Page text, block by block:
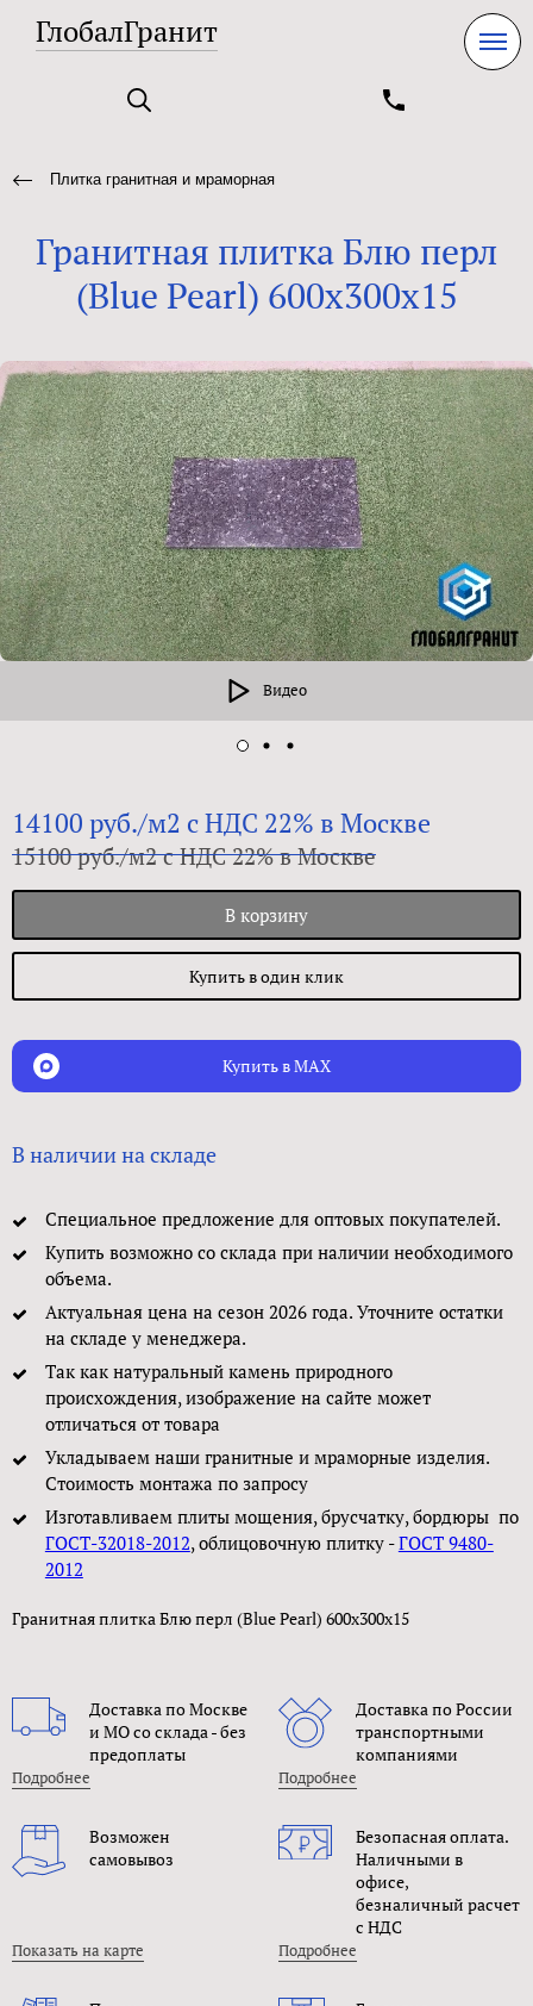
ГлобалГранит
Плитка гранитная и мраморная
Гранитная плитка Блю перл
(Blue Pearl) 600x300x15
Видео
14100 руб./м2 с НДС 22% в Москве
15100 руб./м2 с НДС 22% в Москве
В корзину
Купить в один клик
Купить в MAX
В наличии на складе
Специальное предложение для оптовых покупателей.
Купить возможно со склада при наличии необходимого
объема.
Актуальная цена на сезон 2026 года. Уточните остатки
на складе у менеджера.
Так как натуральный камень природного
происхождения, изображение на сайте может
отличаться от товара
Укладываем наши гранитные и мраморные изделия.
Стоимость монтажа по запросу
Изготавливаем плиты мощения, брусчатку, бордюры по
ГОСТ-32018-2012, облицовочную плитку -ГОСТ 9480-
2012
Гранитная плитка Блю перл (Blue Pearl) 600x300x15
Доставка по Москве
и МО со склада - без
предоплаты
Подробнее
Доставка по России
транспортными
компаниями
Подробнее
Возможен
самовывоз
Показать на карте
Безопасная оплата.
Наличными в
офисе,
безналичный расчет
с НДС
Подробнее